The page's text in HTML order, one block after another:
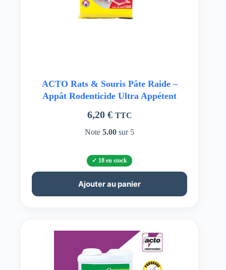
ACTO Rats & Souris Pâte Raide –
Appât Rodenticide Ultra Appétent
6,20 € TTC
Note5.00 sur 5
18 en stock
Ajouter au panier